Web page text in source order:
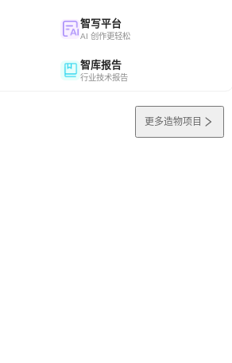
智写平台
AI 创作更轻松
智库报告
行业技术报告
更多造物项目